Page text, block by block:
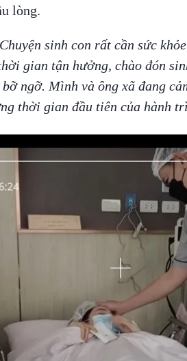
lòng.
sinh con rất cần sức
gian tận hưởng, chào đón
ngỡ. Mình và ông xã đang
thời gian đầu tiên của hành